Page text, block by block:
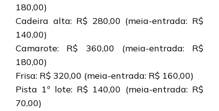
180,00)
Cadeira alta: R$ 280,00 (meia-entrada: R$
140,00)
Camarote: R$ 360,00 (meia-entrada: R$
180,00)
Frisa: R$ 320,00 (meia-entrada: R$ 160,00)
Pista 1º lote: R$ 140,00 (meia-entrada: R$
70,00)